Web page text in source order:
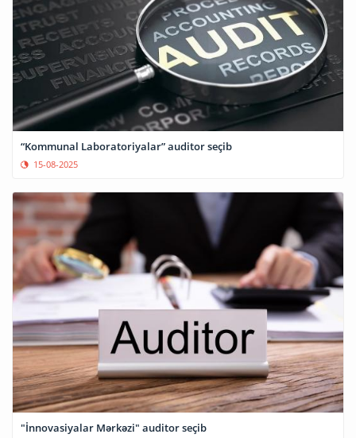
“Kommunal Laboratoriyalar” auditor seçib
15-08-2025
"İnnovasiyalar Mərkəzi" auditor seçib